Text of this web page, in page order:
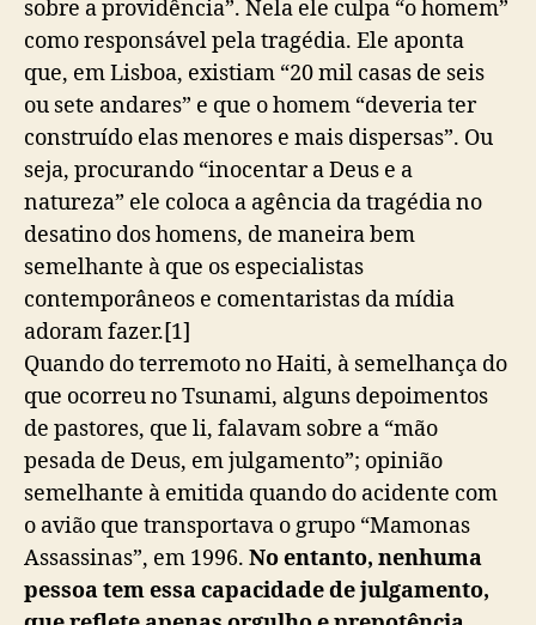
sobre a providência”. Nela ele culpa “o homem”
como responsável pela tragédia. Ele aponta
que, em Lisboa, existiam “20 mil casas de seis
ou sete andares” e que o homem “deveria ter
construído elas menores e mais dispersas”. Ou
seja, procurando “inocentar a Deus e a
natureza” ele coloca a agência da tragédia no
desatino dos homens, de maneira bem
semelhante à que os especialistas
contemporâneos e comentaristas da mídia
adoram fazer.[1]
Quando do terremoto no Haiti, à semelhança do
que ocorreu no Tsunami, alguns depoimentos
de pastores, que li, falavam sobre a “mão
pesada de Deus, em julgamento”; opinião
semelhante à emitida quando do acidente com
o avião que transportava o grupo “Mamonas
Assassinas”, em 1996. No entanto, nenhuma
pessoa tem essa capacidade de julgamento,